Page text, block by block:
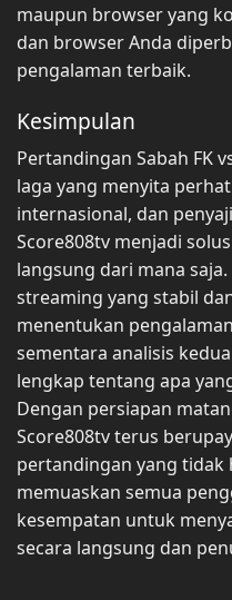
maupun browser yang
dan browser Anda
pengalaman terbaik.
Kesimpulan
Pertandingan Sabah FK
laga yang menyita
internasional, dan
Score808tv menjadi
langsung dari mana
streaming yang stabil
menentukan
sementara analisis
lengkap tentang apa
Dengan persiapan
Score808tv terus
pertandingan yang
memuaskan semua
kesempatan untuk
secara langsung dan